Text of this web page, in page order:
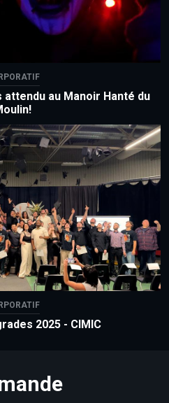
au Manoir Hanté du
2025 - CIMIC